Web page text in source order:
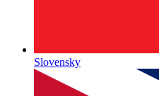
Slovensky